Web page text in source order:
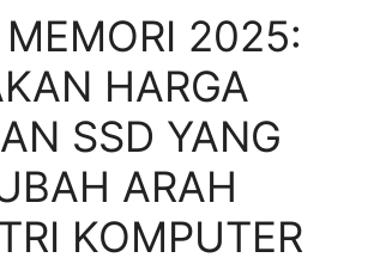
MEMORI 2025:
HARGA
SSD YANG
ARAH
KOMPUTER